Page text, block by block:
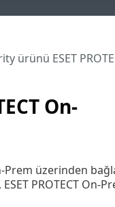
On-
ürünü ESET
Prem üzerinden
PROTECT On-